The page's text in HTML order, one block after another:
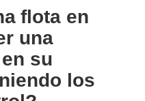
flota en
una
su
los